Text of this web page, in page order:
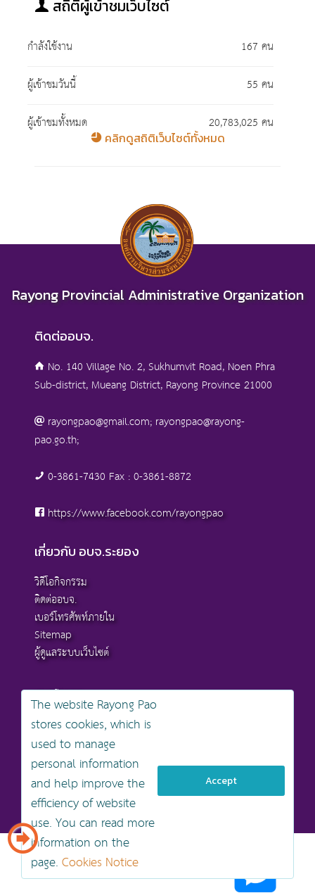
สถิติผู้เข้าชมเว็บไซต์
กำลังใช้งาน
167 คน
ผู้เข้าชมวันนี้
55 คน
ผู้เข้าชมทั้งหมด
20,783,025 คน
คลิกดูสถิติเว็บไซต์ทั้งหมด
Rayong Provincial Administrative Organization
ติดต่ออบจ.
No. 140 Village No. 2, Sukhumvit Road, Noen Phra
Sub-district, Mueang District, Rayong Province 21000
rayongpao@gmail.com; rayongpao@rayong-
pao.go.th;
0-3861-7430 Fax : 0-3861-8872
https://www.facebook.com/rayongpao
เกี่ยวกับ อบจ.ระยอง
วิดีโอกิจกรรม
ติดต่ออบจ.
เบอร์โทรศัพท์ภายใน
Sitemap
ผู้ดูแลระบบเว็บไซต์
อบจ.ระยอง
สงวนลิขสิทธิ์ © 2568 , องค์การบริหารส่วนจังหวัดระยอง
นโยบายการคุ้มครองข้อมูลส่วนบุคคล
นโยบายการรักษาความมั่นคงปลอดภัยเว็บไซต์
นโยบายเว็บไซต์ขององค์การบริหารส่วนจังหวัดระยอง
ออกแบบเว็บไซต์โดย khontamweb
The website Rayong Pao
stores cookies, which is
used to manage
personal information
and help improve the
efficiency of website
use. You can read more
information on the
page.Cookies Notice
Accept